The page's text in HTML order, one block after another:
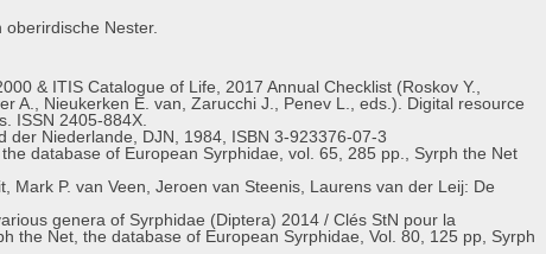
oberirdische Nester.
& ITIS Catalogue of Life, 2017 Annual Checklist (Roskov Y.,
A., Nieukerken E. van, Zarucchi J., Penev L., eds.). Digital resource
ISSN 2405-884X.
Niederlande, DJN, 1984, ISBN 3-923376-07-3
database of European Syrphidae, vol. 65, 285 pp., Syrph the Net
P. van Veen, Jeroen van Steenis, Laurens van der Leij: De
genera of Syrphidae (Diptera) 2014 / Clés StN pour la
the Net, the database of European Syrphidae, Vol. 80, 125 pp, Syrph